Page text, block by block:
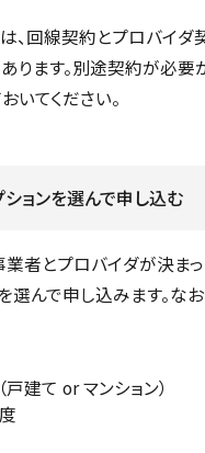
、回線契約とプロバイダ
ります。別途契約が必要
いてください。
ョンを選んで申し込む
者とプロバイダが決まっ
選んで申し込みます。な
建て or マンション）